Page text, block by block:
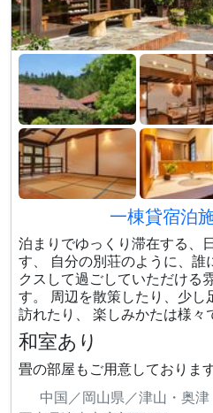
一棟貸宿泊
泊まりでゆっくり滞在する、
す、 自分の別荘のように、誰
クスして過ごしていただける
す。 周辺を散策したり、少し
訪れたり、 楽しみかたは様々
和室あり
畳の部屋もご用意しております
中国／岡山県／津山・奥津